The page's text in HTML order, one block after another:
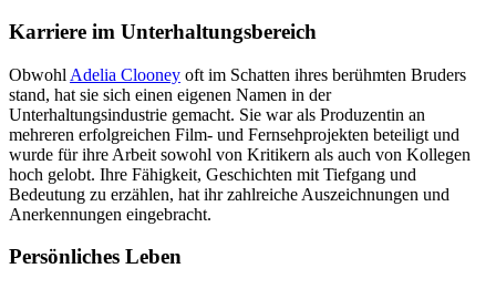
Karriere im Unterhaltungsbereich
Obwohl Adelia Clooney oft im Schatten ihres berühmten Bruders
stand, hat sie sich einen eigenen Namen in der
Unterhaltungsindustrie gemacht. Sie war als Produzentin an
mehreren erfolgreichen Film- und Fernsehprojekten beteiligt und
wurde für ihre Arbeit sowohl von Kritikern als auch von Kollegen
hoch gelobt. Ihre Fähigkeit, Geschichten mit Tiefgang und
Bedeutung zu erzählen, hat ihr zahlreiche Auszeichnungen und
Anerkennungen eingebracht.
Persönliches Leben